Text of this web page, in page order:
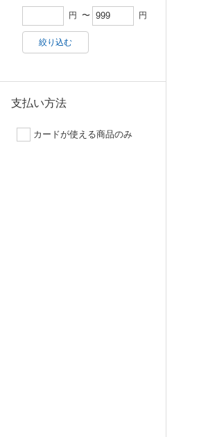
円 〜 円
絞り込む
支払い方法
カードが使える商品のみ